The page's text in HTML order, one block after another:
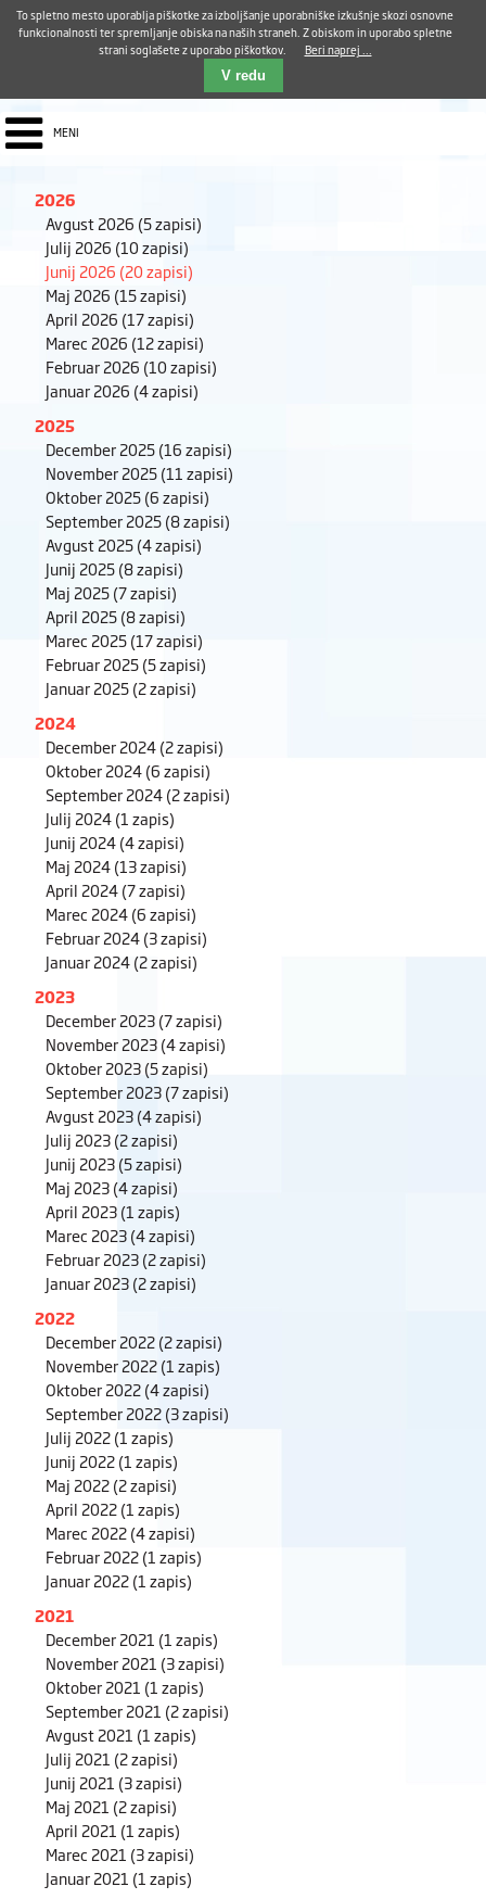
E-pošta ZUDV
Iskalnik
MENI
2026
Avgust 2026 (5 zapisi)
Julij 2026 (10 zapisi)
Junij 2026 (20 zapisi)
Maj 2026 (15 zapisi)
April 2026 (17 zapisi)
Marec 2026 (12 zapisi)
Februar 2026 (10 zapisi)
Januar 2026 (4 zapisi)
2025
December 2025(16 zapisi)
November 2025(11 zapisi)
Oktober 2025(6 zapisi)
September 2025(8 zapisi)
Avgust 2025(4 zapisi)
Junij 2025(8 zapisi)
Maj 2025(7 zapisi)
April 2025(8 zapisi)
Marec 2025(17 zapisi)
Februar 2025(5 zapisi)
Januar 2025(2 zapisi)
2024
December 2024(2 zapisi)
Oktober 2024(6 zapisi)
September 2024(2 zapisi)
Julij 2024(1 zapis)
Junij 2024(4 zapisi)
Maj 2024(13 zapisi)
April 2024(7 zapisi)
Marec 2024(6 zapisi)
Februar 2024(3 zapisi)
Januar 2024(2 zapisi)
2023
December 2023(7 zapisi)
November 2023(4 zapisi)
Oktober 2023(5 zapisi)
September 2023(7 zapisi)
Avgust 2023(4 zapisi)
Julij 2023(2 zapisi)
Junij 2023(5 zapisi)
Maj 2023(4 zapisi)
April 2023(1 zapis)
Marec 2023(4 zapisi)
Februar 2023(2 zapisi)
Januar 2023(2 zapisi)
2022
December 2022(2 zapisi)
November 2022(1 zapis)
Oktober 2022(4 zapisi)
September 2022(3 zapisi)
Julij 2022(1 zapis)
Junij 2022(1 zapis)
Maj 2022(2 zapisi)
April 2022(1 zapis)
Marec 2022(4 zapisi)
Februar 2022(1 zapis)
Januar 2022(1 zapis)
2021
December 2021 (1 zapis)
November 2021 (3 zapisi)
Oktober 2021 (1 zapis)
September 2021 (2 zapisi)
Avgust 2021 (1 zapis)
Julij 2021 (2 zapisi)
Junij 2021 (3 zapisi)
Maj 2021 (2 zapisi)
April 2021 (1 zapis)
Marec 2021 (3 zapisi)
Januar 2021 (1 zapis)
To spletno mesto uporablja piškotke za izboljšanje uporabniške izkušnje skozi osnovne
funkcionalnosti ter spremljanje obiska na naših straneh. Z obiskom in uporabo spletne
strani soglašete z uporabo piškotkov.
Beri naprej ...
V redu